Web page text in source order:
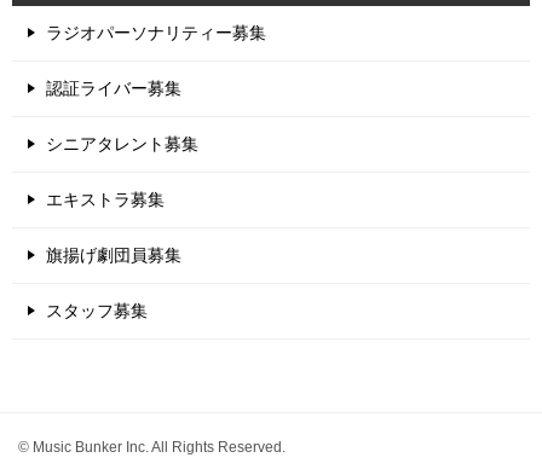
ラジオパーソナリティー募集
認証ライバー募集
シニアタレント募集
エキストラ募集
旗揚げ劇団員募集
スタッフ募集
© Music Bunker Inc. All Rights Reserved.